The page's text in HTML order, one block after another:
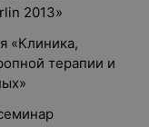
2013»
«Клиника,
терапии и